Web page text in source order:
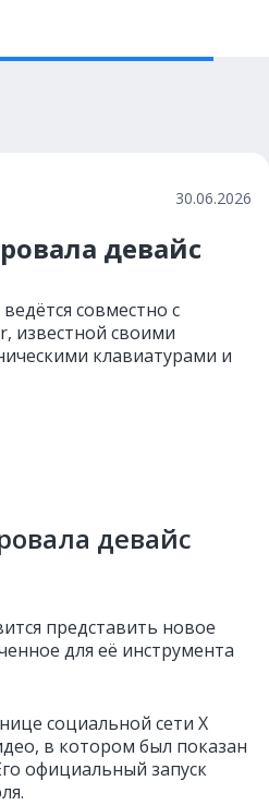
30.06.2026
девайс
совместно с
известной своими
клавиатурами и
девайс
представить новое
для её инструмента
социальной сети X
в котором был показан
официальный запуск